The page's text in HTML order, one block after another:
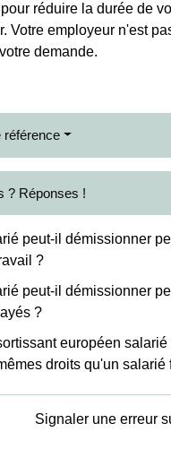
réduire la durée de
Votre employeur n'est
demande.
référence
? Réponses !
peut-il démissionner
?
peut-il démissionner
?
européen
droits qu'un salarié
Signaler une erreur